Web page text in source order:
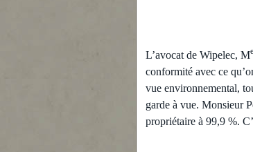
L’avocat de Wipelec, Me
conformité avec ce
vue environnemental,
garde à vue. Monsieur
propriétaire à 99,9 %.